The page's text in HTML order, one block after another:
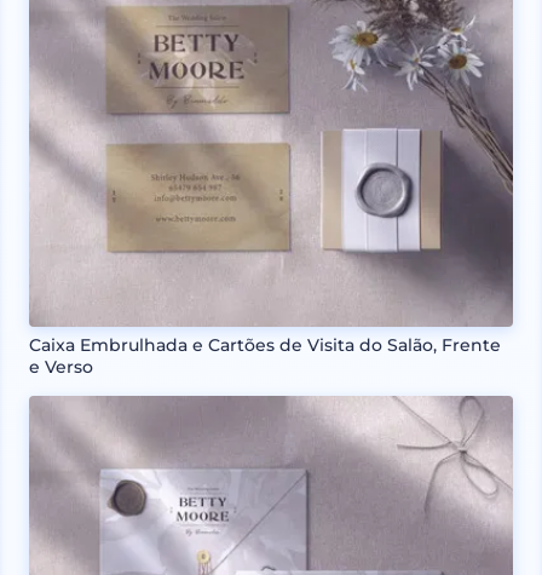
Caixa Embrulhada e Cartões de Visita do Salão, Frente
e Verso